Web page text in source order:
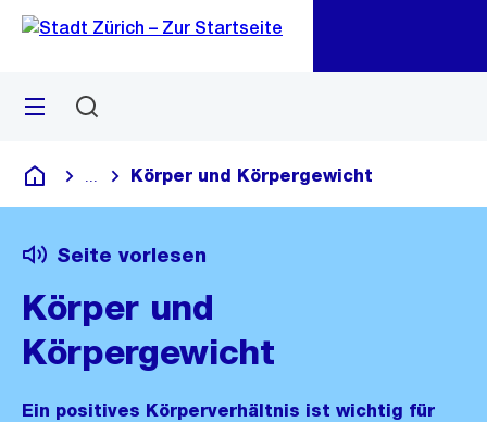
Navigation
Sprunglink
Menü
Deutsch
Blende alle Breadcrumbs ein
Körper und Körpergewicht
Seite vorlesen
Körper und
Körpergewicht
Ein positives Körperverhältnis ist wichtig für